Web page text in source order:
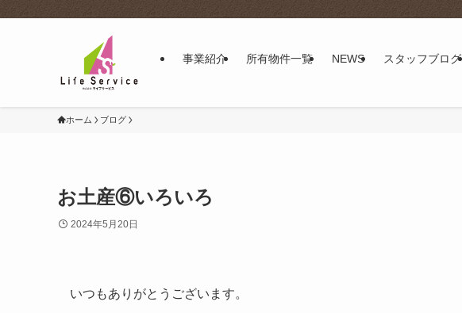
事業紹介 所有物件一覧 NEWS スタッフブログ
ホーム ブログ
お土産⑥いろいろ
2024年5月20日
いつもありがとうございます。